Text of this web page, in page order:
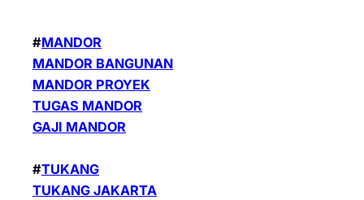
#MANDOR
MANDOR BANGUNAN
MANDOR PROYEK
TUGAS MANDOR
GAJI MANDOR
#TUKANG
TUKANG JAKARTA